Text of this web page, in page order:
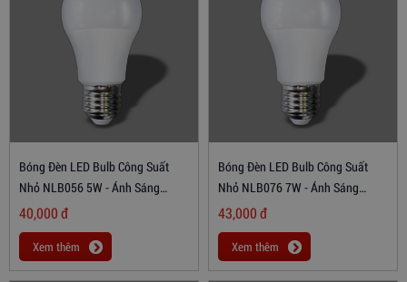
Bóng Đèn LED Bulb Công Suất
Nhỏ NLB056 5W - Ánh Sáng
Trắng
40,000đ
Xem thêm
Bóng Đèn LED Bulb Công Suất
Nhỏ NLB076 7W - Ánh Sáng
Trắng
43,000đ
Xem thêm